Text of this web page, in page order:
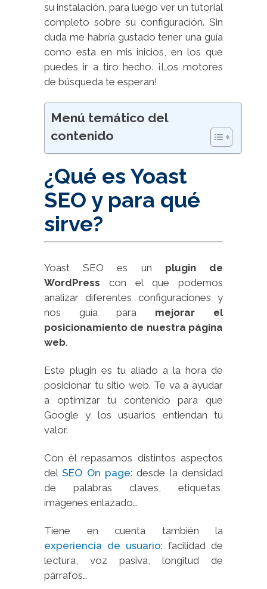
su instalación, para luego ver un tutorial
completo sobre su configuración. Sin
duda me habría gustado tener una guía
como esta en mis inicios, en los que
puedes ir a tiro hecho. ¡Los motores
de búsqueda te esperan!
Menú temático del
contenido
¿Qué es Yoast
SEO y para qué
sirve?
Yoast SEO es un plugin de
WordPress con el que podemos
analizar diferentes configuraciones y
nos guía para mejorar el
posicionamiento de nuestra página
web.
Este plugin es tu aliado a la hora de
posicionar tu sitio web. Te va a ayudar
a optimizar tu contenido para que
Google y los usuarios entiendan tu
valor.
Con él repasamos distintos aspectos
delSEO On page: desde la densidad
de palabras claves, etiquetas,
imágenes enlazado…
Tiene en cuenta también la
experiencia de usuario: facilidad de
lectura, voz pasiva, longitud de
párrafos…